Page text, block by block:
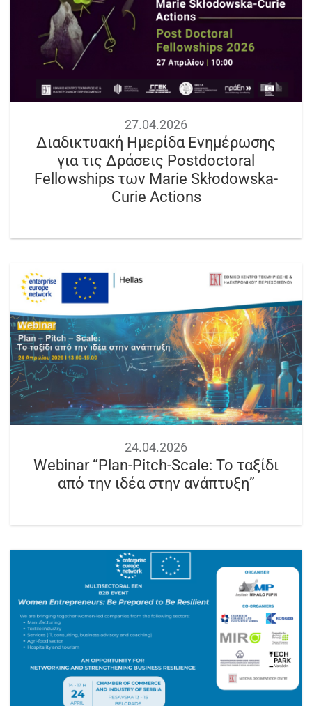
27.04.2026
Διαδικτυακή Ημερίδα Ενημέρωσης
για τις Δράσεις Postdoctoral
Fellowships των Marie Skłodowska-
Curie Actions
24.04.2026
Webinar “Plan-Pitch-Scale: Το ταξίδι
από την ιδέα στην ανάπτυξη”